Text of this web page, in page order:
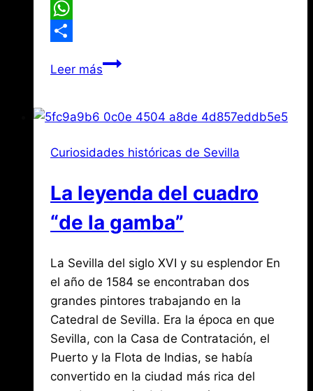
Twitter
WhatsApp
Leer más¿Por
reyes
eran
Curiosidades históricas de Sevilla
La leyenda del cuadro
“de la gamba”
Por Jose
María
de
Mena
julio
22,
2019agosto
3,
2026
La Sevilla del siglo XVI y su esplendor En
el año de 1584 se encontraban dos
grandes pintores trabajando en la
Catedral de Sevilla. Era la época en que
Sevilla, con la Casa de Contratación, el
Puerto y la Flota de Indias, se había
convertido en la ciudad más rica del